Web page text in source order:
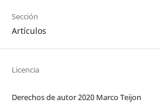
Sección
Artículos
Licencia
Derechos de autor 2020 Marco Teijon